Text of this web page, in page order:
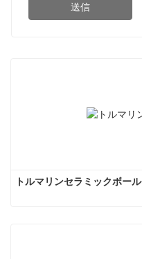
送信
トルマリンセラミックボール